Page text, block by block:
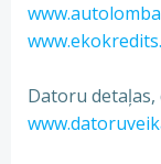
Datoru